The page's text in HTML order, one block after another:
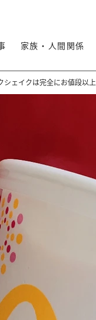
家族・人間関係
ェイクは完全にお値段以上